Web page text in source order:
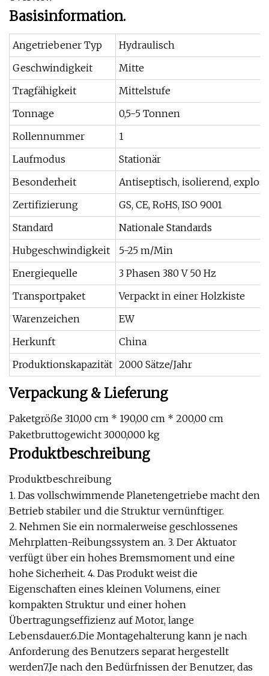
Basisinformation.
Angetriebener Typ
Hydraulisch
Geschwindigkeit
Mitte
Tragfähigkeit
Mittelstufe
Tonnage
0,5-5 Tonnen
Rollennummer
1
Laufmodus
Stationär
Besonderheit
Antiseptisch, isolierend,
Zertifizierung
GS, CE, RoHS, ISO 9001
Standard
Nationale Standards
Hubgeschwindigkeit
5-25 m/Min
Energiequelle
3 Phasen 380 V 50 Hz
Transportpaket
Verpackt in einer Holzkiste
Warenzeichen
EW
Herkunft
China
Produktionskapazität 2000 Sätze/Jahr
Verpackung & Lieferung
Paketgröße 310,00 cm * 190,00 cm * 200,00 cm
Paketbruttogewicht 3000,000 kg
Produktbeschreibung
Produktbeschreibung
1. Das vollschwimmende Planetengetriebe macht den
Betrieb stabiler und die Struktur vernünftiger.
2. Nehmen Sie ein normalerweise geschlossenes
Mehrplatten-Reibungssystem an. 3. Der Aktuator
verfügt über ein hohes Bremsmoment und eine
hohe Sicherheit. 4. Das Produkt weist die
Eigenschaften eines kleinen Volumens, einer
kompakten Struktur und einer hohen
Übertragungseffizienz auf Motor, lange
Lebensdauer.6.Die Montagehalterung kann je nach
Anforderung des Benutzers separat hergestellt
werden7.Je nach den Bedürfnissen der Benutzer, das